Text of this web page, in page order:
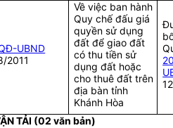
UBND
2011
Về việc ban hành
Quy chế đấu giá
quyền sử dụng
đất để giao đất
có thu tiền sử
dụng đất hoặc
cho thuê đất trên
địa bàn tỉnh
Khánh Hòa
TẢI (02 văn bản)